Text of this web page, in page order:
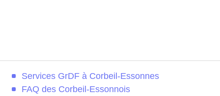
Services GrDF à Corbeil-Essonnes
FAQ des Corbeil-Essonnois